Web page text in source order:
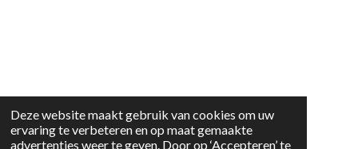
Deze website maakt gebruik van cookies om uw
ervaring te verbeteren en op maat gemaakte
advertenties weer te geven. Door op ‘Accepteren’ te